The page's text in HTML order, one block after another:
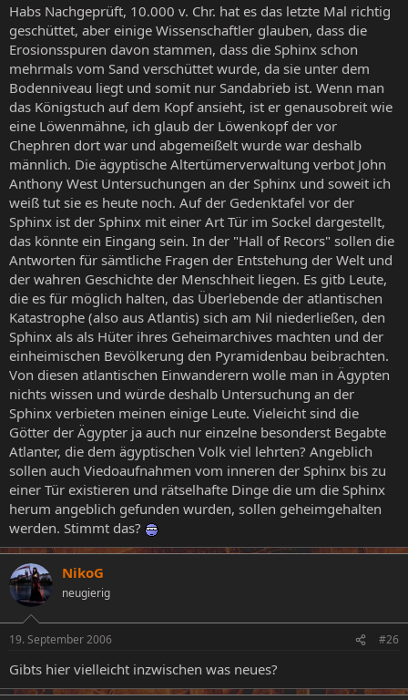
Habs Nachgeprüft, 10.000 v. Chr. hat es das letzte Mal richtig
geschüttet, aber einige Wissenschaftler glauben, dass die
Erosionsspuren davon stammen, dass die Sphinx schon
mehrmals vom Sand verschüttet wurde, da sie unter dem
Bodenniveau liegt und somit nur Sandabrieb ist. Wenn man
das Königstuch auf dem Kopf ansieht, ist er genausobreit wie
eine Löwenmähne, ich glaub der Löwenkopf der vor
Chephren dort war und abgemeißelt wurde war deshalb
männlich. Die ägyptische Altertümerverwaltung verbot John
Anthony West Untersuchungen an der Sphinx und soweit ich
weiß tut sie es heute noch. Auf der Gedenktafel vor der
Sphinx ist der Sphinx mit einer Art Tür im Sockel dargestellt,
das könnte ein Eingang sein. In der "Hall of Recors" sollen die
Antworten für sämtliche Fragen der Entstehung der Welt und
der wahren Geschichte der Menschheit liegen. Es gitb Leute,
die es für möglich halten, das Überlebende der atlantischen
Katastrophe (also aus Atlantis) sich am Nil niederließen, den
Sphinx als als Hüter ihres Geheimarchives machten und der
einheimischen Bevölkerung den Pyramidenbau beibrachten.
Von diesen atlantischen Einwanderern wolle man in Ägypten
nichts wissen und würde deshalb Untersuchung an der
Sphinx verbieten meinen einige Leute. Vieleicht sind die
Götter der Ägypter ja auch nur einzelne besonderst Begabte
Atlanter, die dem ägyptischen Volk viel lehrten? Angeblich
sollen auch Viedoaufnahmen vom inneren der Sphinx bis zu
einer Tür existieren und rätselhafte Dinge die um die Sphinx
herum angeblich gefunden wurden, sollen geheimgehalten
werden. Stimmt das?
NikoG
neugierig
19. September 2006 #26
Gibts hier vielleicht inzwischen was neues?